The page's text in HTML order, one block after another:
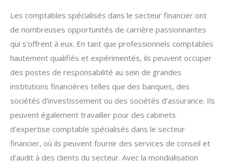
Les comptables spécialisés dans le secteur financier ont
de nombreuses opportunités de carrière passionnantes
qui s'offrent à eux. En tant que professionnels comptables
hautement qualifiés et expérimentés, ils peuvent occuper
des postes de responsabilité au sein de grandes
institutions financières telles que des banques, des
sociétés d'investissement ou des sociétés d'assurance. Ils
peuvent également travailler pour des cabinets
d'expertise comptable spécialisés dans le secteur
financier, où ils peuvent fournir des services de conseil et
d'audit à des clients du secteur. Avec la mondialisation